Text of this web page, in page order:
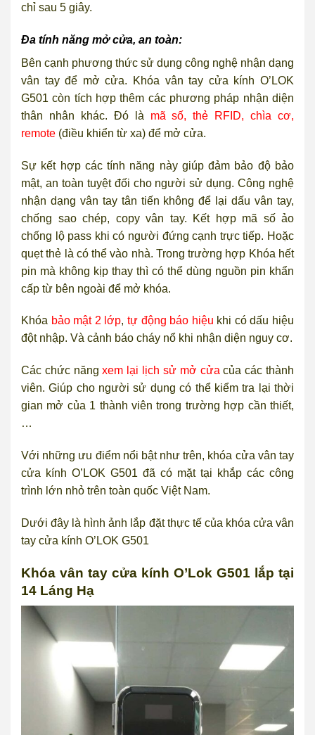
chỉ sau 5 giây.
Đa tính năng mở cửa, an toàn:
Bên cạnh phương thức sử dụng công nghệ nhận dạng
vân tay để mở cửa. Khóa vân tay cửa kính O’LOK
G501 còn tích hợp thêm các phương pháp nhận diện
thân nhân khác. Đó là mã số, thẻ RFID, chìa cơ,
remote (điều khiển từ xa) để mở cửa.
Sự kết hợp các tính năng này giúp đảm bảo độ bảo
mật, an toàn tuyệt đối cho người sử dụng. Công nghệ
nhận dạng vân tay tân tiến không để lại dấu vân tay,
chống sao chép, copy vân tay. Kết hợp mã số ảo
chống lộ pass khi có người đứng cạnh trực tiếp. Hoặc
quẹt thẻ là có thể vào nhà. Trong trường hợp Khóa hết
pin mà không kịp thay thì có thể dùng nguồn pin khẩn
cấp từ bên ngoài để mở khóa.
Khóa bảo mật 2 lớp, tự động báo hiệu khi có dấu hiệu
đột nhập. Và cảnh báo cháy nổ khi nhận diện nguy cơ.
Các chức năngxem lại lịch sử mở cửa của các thành
viên. Giúp cho người sử dụng có thể kiểm tra lại thời
gian mở của 1 thành viên trong trường hợp cần thiết,
…
Với những ưu điểm nổi bật như trên, khóa cửa vân tay
cửa kính O’LOK G501 đã có mặt tại khắp các công
trình lớn nhỏ trên toàn quốc Việt Nam.
Dưới đây là hình ảnh lắp đặt thực tế của khóa cửa vân
tay cửa kính O’LOK G501
Khóa vân tay cửa kính O’Lok G501 lắp tại
14 Láng Hạ